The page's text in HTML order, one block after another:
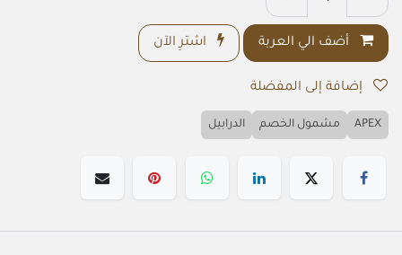
أضف الي العربة اشترِ الآن
APEX مشمول الخصم الدرابيل